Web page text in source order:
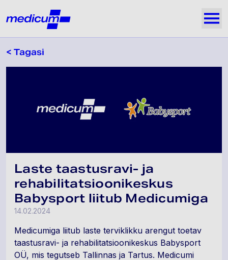
Medicum
< Tagasi
Laste taastusravi- ja
rehabilitatsioonikeskus
Babysport liitub Medicumiga
14.02.2024
Medicumiga liitub laste terviklikku arengut toetav
taastusravi- ja rehabilitatsioonikeskus Babysport
OÜ, mis tegutseb Tallinnas ja Tartus. Medicumi